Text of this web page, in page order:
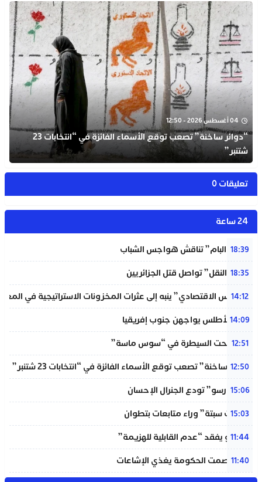
04 أغسطس 2026 - 12:50
“دوائر ساخنة” تصعب توقع الأسماء الفائزة في “انتخابات 23
شتنبر”
تعليقات 0
24 ساعة
18:39
شبيبة “البام” تناقش هواجس الشباب
18:35
“خردة النقل” تواصل قتل الجزائريين
14:12
“المجلس الاقتصادي” ينبه إلى عثرات المخزونات الاستراتيجية في
14:09
لبؤات الأطلس يواجهن جنوب إفريقيا
12:51
حريق تحت السيطرة في “سوس ماسة”
12:50
“دوائر ساخنة” تصعب توقع الأسماء الفائزة في “انتخابات 23 شتنبر”
15:06
“المينورسو” تودع الجنرال الإحسان
15:03
“أحداث سبتة” وراء متابعات بتطوان
11:44
إنفانتينو يفقد “عدم القابلية للهزيمة”
11:40
بنعلي: صمت الحكومة يغذي الإشاعات